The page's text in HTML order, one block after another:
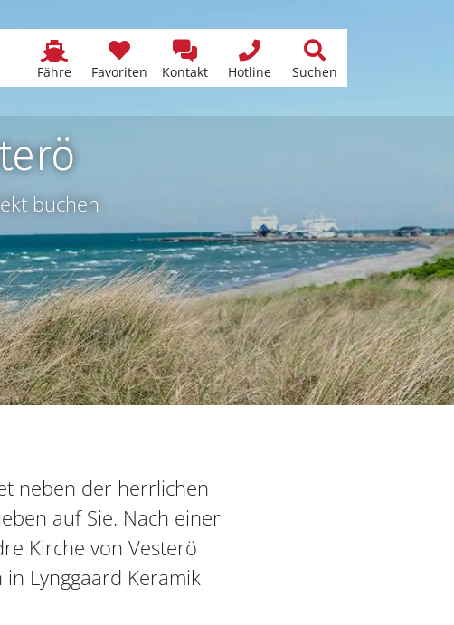
Fähre Favoriten Kontakt Hotline Suchen
buchen
neben der herrlichen
auf Sie. Nach einer
Kirche von Vesterö
Lynggaard Keramik